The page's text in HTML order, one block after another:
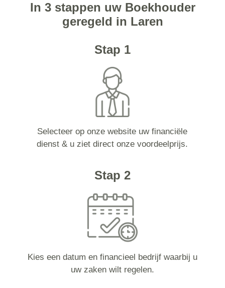
In 3 stappen uw Boekhouder
geregeld in Laren
Stap 1
Selecteer op onze website uw financiële
dienst & u ziet direct onze voordeelprijs.
Stap 2
Kies een datum en financieel bedrijf waarbij u
uw zaken wilt regelen.